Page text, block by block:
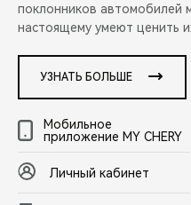
поклонников автомобилей
настоящему умеют ценить
УЗНАТЬ БОЛЬШЕ
Мобильное
приложение MY CHERY
Личный кабинет